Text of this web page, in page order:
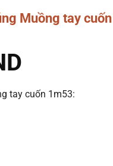
Muồng tay cuốn
tay cuốn 1m53: